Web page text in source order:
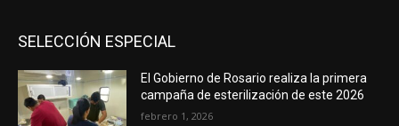
SELECCIÓN ESPECIAL
El Gobierno de Rosario realiza la primera
campaña de esterilización de este 2026
febrero 1, 2026